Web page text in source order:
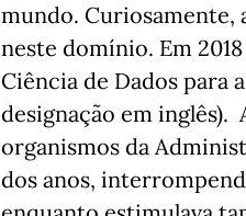
mundo. Curiosamente,
neste domínio. Em
Ciência de Dados para
designação em inglês).
organismos da
dos anos,